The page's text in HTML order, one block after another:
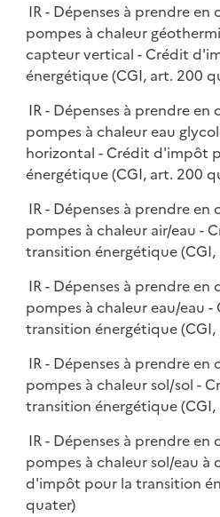
IR - Dépenses à prendre
pompes à chaleur
capteur vertical - Crédit
énergétique (CGI, art. 200
IR - Dépenses à prendre
pompes à chaleur eau
horizontal - Crédit d'impôt
énergétique (CGI, art. 200
IR - Dépenses à prendre
pompes à chaleur air/eau -
transition énergétique
IR - Dépenses à prendre
pompes à chaleur eau/eau
transition énergétique
IR - Dépenses à prendre
pompes à chaleur sol/sol -
transition énergétique
IR - Dépenses à prendre
pompes à chaleur sol/eau
d'impôt pour la transition
quater)